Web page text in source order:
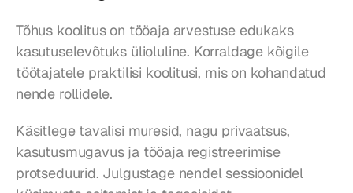
Tõhus koolitus on tööaja arvestuse edukaks
kasutuselevõtuks ülioluline. Korraldage kõigile
töötajatele praktilisi koolitusi, mis on kohandatud
nende rollidele.
Käsitlege tavalisi muresid, nagu privaatsus,
kasutusmugavus ja tööaja registreerimise
protseduurid. Julgustage nendel sessioonidel